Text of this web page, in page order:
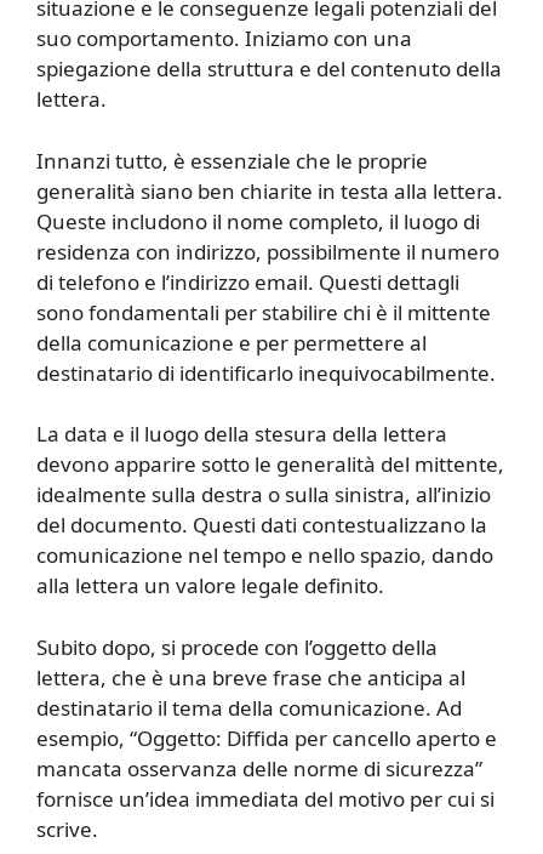
situazione e le conseguenze legali potenziali del
suo comportamento. Iniziamo con una
spiegazione della struttura e del contenuto della
lettera.
Innanzi tutto, è essenziale che le proprie
generalità siano ben chiarite in testa alla lettera.
Queste includono il nome completo, il luogo di
residenza con indirizzo, possibilmente il numero
di telefono e l’indirizzo email. Questi dettagli
sono fondamentali per stabilire chi è il mittente
della comunicazione e per permettere al
destinatario di identificarlo inequivocabilmente.
La data e il luogo della stesura della lettera
devono apparire sotto le generalità del mittente,
idealmente sulla destra o sulla sinistra, all’inizio
del documento. Questi dati contestualizzano la
comunicazione nel tempo e nello spazio, dando
alla lettera un valore legale definito.
Subito dopo, si procede con l’oggetto della
lettera, che è una breve frase che anticipa al
destinatario il tema della comunicazione. Ad
esempio, “Oggetto: Diffida per cancello aperto e
mancata osservanza delle norme di sicurezza”
fornisce un’idea immediata del motivo per cui si
scrive.